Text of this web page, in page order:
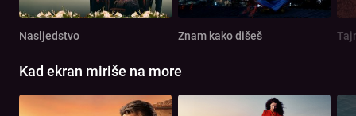
Nasljedstvo Znam kako dišeš
Kad ekran miriše na more